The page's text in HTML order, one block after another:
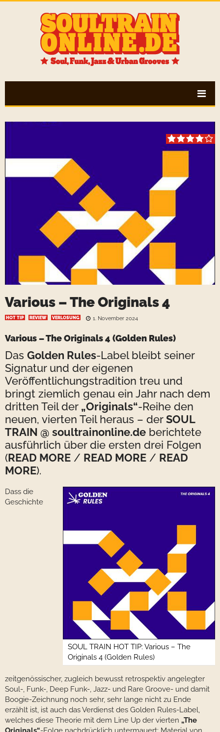
Various – The Originals 4
HOT TIP REVIEW VERLOSUNG 1. November 2024
Various – The Originals 4 (Golden Rules)
Das Golden Rules-Label bleibt seiner
Signatur und der eigenen
Veröffentlichungstradition treu und
bringt ziemlich genau ein Jahr nach dem
dritten Teil der „Originals“-Reihe den
neuen, vierten Teil heraus – derSOUL
TRAIN @ soultrainonline.de berichtete
ausführlich über die ersten drei Folgen
(READ MORE / READ MORE / READ
MORE).
SOUL TRAIN HOT TIP: Various – The
Originals 4 (Golden Rules)
Dass die
Geschichte
zeitgenössischer, zugleich bewusst retrospektiv angelegter
Soul-, Funk-, Deep Funk-, Jazz- und Rare Groove- und damit
Boogie-Zeichnung noch sehr, sehr lange nicht zu Ende
erzählt ist, ist auch das Verdienst des Golden Rules-Label,
welches diese Theorie mit dem Line Up der vierten „The